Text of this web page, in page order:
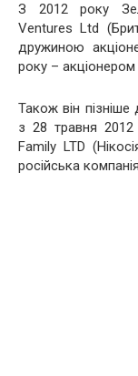
З 2012 року
Ventures Ltd
дружиною
року –
Також він
з 28 травня 2012
Family LTD
російська